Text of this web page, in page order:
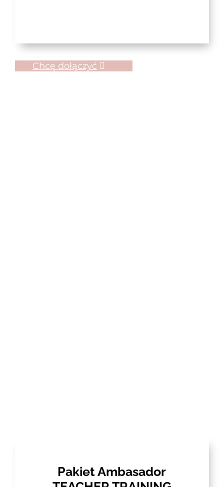
Chcę dołączyć
Pakiet Ambasador